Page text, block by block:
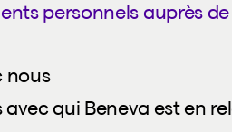
personnels auprès
nous
qui Beneva est en